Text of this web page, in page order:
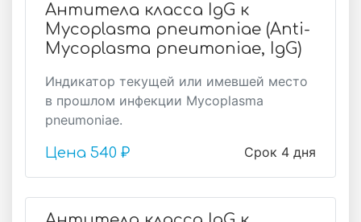
Антитела класса IgG к
Mycoplasma pneumoniae (Anti-
Mycoplasma pneumoniae, IgG)
Индикатор текущей или имевшей место
в прошлом инфекции Mycoplasma
pneumoniae.
Срок 4 дня
Цена 540 ₽